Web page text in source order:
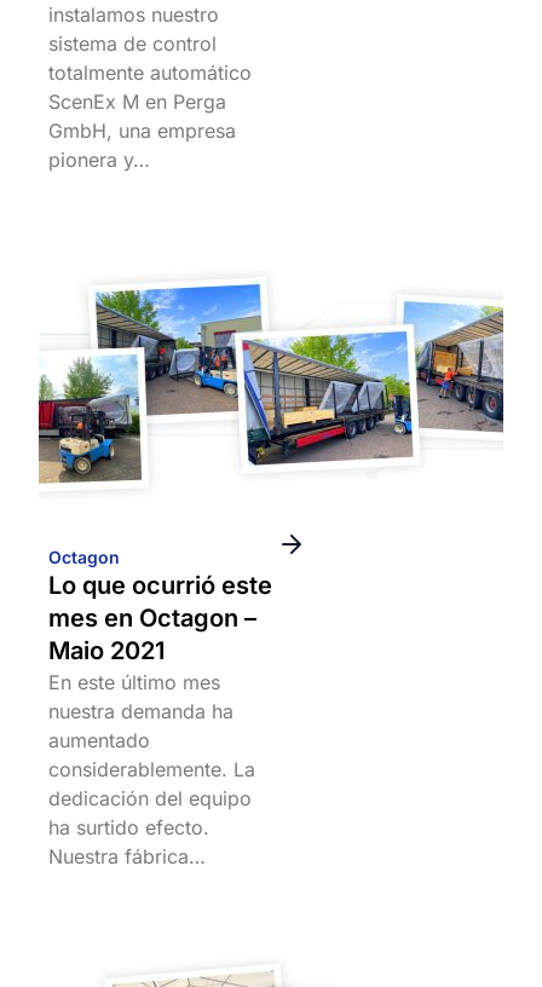
instalamos nuestro
sistema de control
totalmente automático
ScenEx M en Perga
GmbH, una empresa
pionera y…
Octagon
Lo que ocurrió este
mes en Octagon –
Maio 2021
En este último mes
nuestra demanda ha
aumentado
considerablemente. La
dedicación del equipo
ha surtido efecto.
Nuestra fábrica…